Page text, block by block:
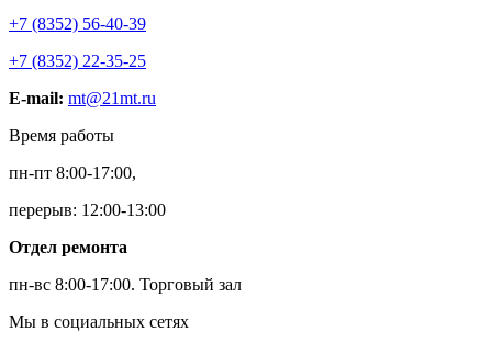
+7 (8352) 56-40-39
+7 (8352) 22-35-25
E-mail: mt@21mt.ru
Время работы
пн-пт 8:00-17:00,
перерыв: 12:00-13:00
Отдел ремонта
пн-вс 8:00-17:00. Торговый зал
Мы в социальных сетях